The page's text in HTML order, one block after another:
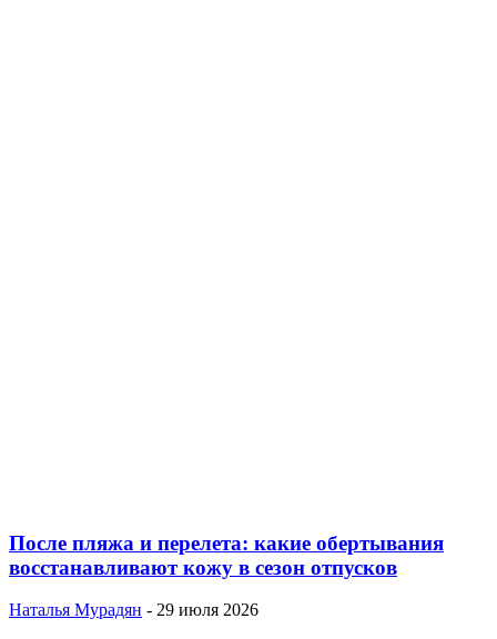
После пляжа и перелета: какие обертывания
восстанавливают кожу в сезон отпусков
Наталья Мурадян - 29 июля 2026